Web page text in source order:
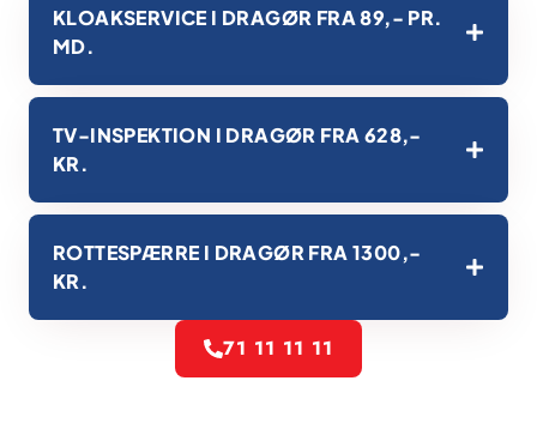
KLOAKSERVICE I DRAGØR FRA 89,- PR.
MD.
TV-INSPEKTION I DRAGØR FRA 628,-
KR.
ROTTESPÆRRE I DRAGØR FRA 1300,-
KR.
71 11 11 11